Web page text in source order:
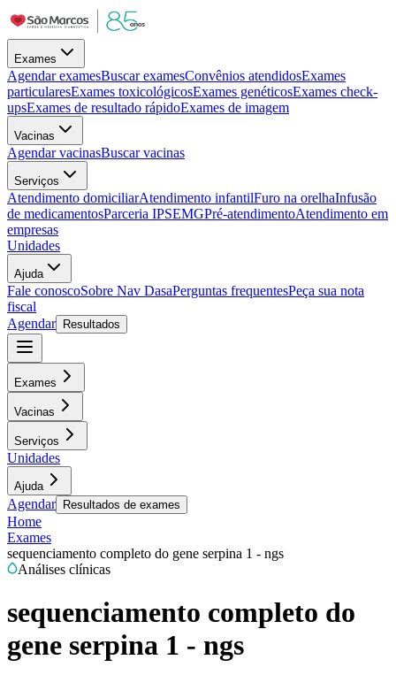
Exames
Agendar examesBuscar examesConvênios atendidosExames
particularesExames toxicológicosExames genéticosExames check-
upsExames de resultado rápidoExames de imagem
Vacinas
Agendar vacinasBuscar vacinas
Serviços
Atendimento domiciliarAtendimento infantilFuro na orelhaInfusão
de medicamentosParceria IPSEMGPré-atendimentoAtendimento em
empresas
Unidades
Ajuda
Fale conoscoSobre Nav DasaPerguntas frequentesPeça sua nota
fiscal
Agendar
Resultados
Exames
Vacinas
Serviços
Unidades
Ajuda
Agendar Resultados de exames
Home
Exames
sequenciamento completo do gene serpina 1 - ngs
Análises clínicas
sequenciamento completo do
gene serpina 1 - ngs